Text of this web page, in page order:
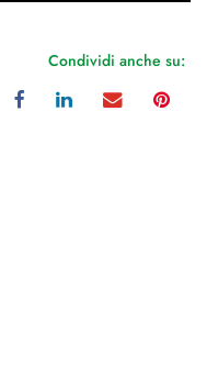
Condividi anche su: